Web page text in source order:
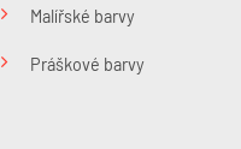
Malířské barvy
Práškové barvy